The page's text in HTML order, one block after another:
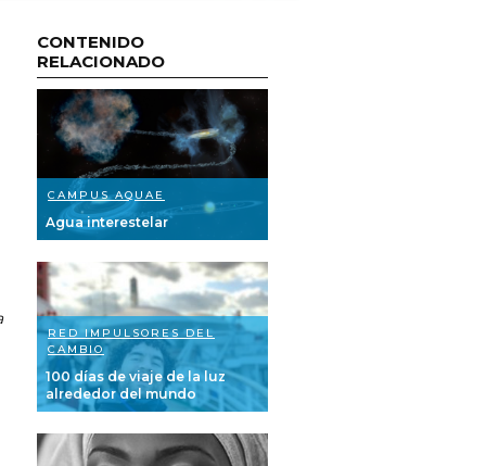
CONTENIDO
RELACIONADO
CAMPUS AQUAE
Agua interestelar
RED IMPULSORES DEL
CAMBIO
100 días de viaje de la luz
alrededor del mundo